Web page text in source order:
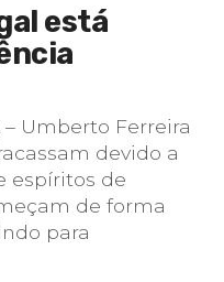
está
– Umberto Ferreira
devido a
espíritos de
de forma
para